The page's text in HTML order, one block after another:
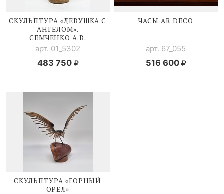
СКУЛЬПТУРА «ДЕВУШКА С
АНГЕЛОМ».
СЕМЧЕНКО А.В.
арт. 01_5302
483 750
ЧАСЫ AR DECO
арт. 67_055
516 600
СКУЛЬПТУРА «ГОРНЫЙ
ОРЕЛ»